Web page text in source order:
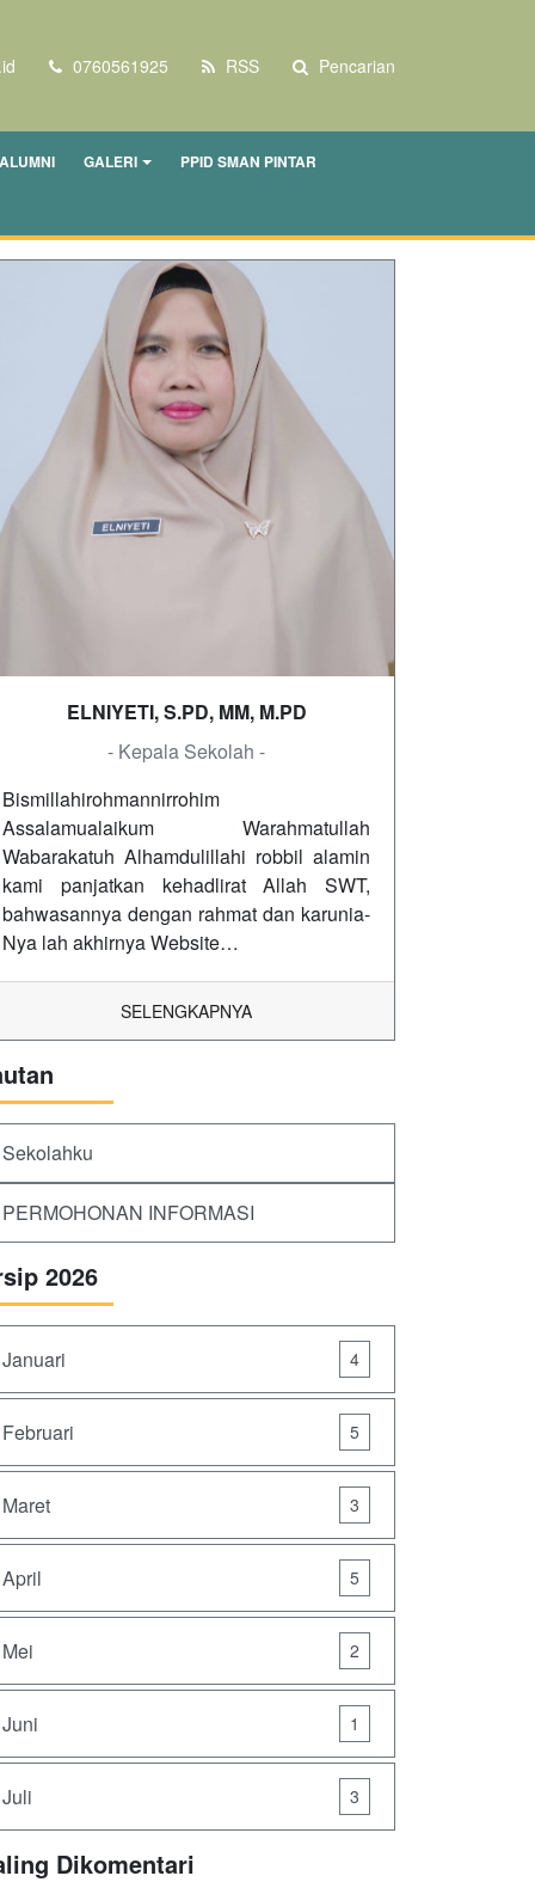
0760561925 RSS Pencarian
GALERI PPID SMAN PINTAR
ELNIYETI, S.PD, MM, M.PD
- Kepala Sekolah -
Bismillahirohmannirrohim
Assalamualaikum Warahmatullah
Wabarakatuh Alhamdulillahi robbil alamin
kami panjatkan kehadlirat Allah SWT,
bahwasannya dengan rahmat dan karunia-
Nya lah akhirnya Website…
SELENGKAPNYA
Sekolahku
PERMOHONAN INFORMASI
2026
Januari 4
Februari 5
Maret 3
April 5
Mei 2
Juni 1
Juli 3
Dikomentari